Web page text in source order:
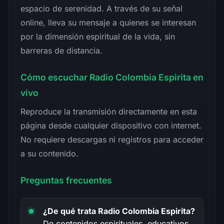
espacio de serenidad. A través de su señal
online, lleva su mensaje a quienes se interesan
por la dimensión espiritual de la vida, sin
barreras de distancia.
Cómo escuchar Radio Colombia Espirita en
vivo
Reproduce la transmisión directamente en esta
página desde cualquier dispositivo con internet.
No requiere descargas ni registros para acceder
a su contenido.
Preguntas frecuentes
¿De qué trata Radio Colombia Espirita?